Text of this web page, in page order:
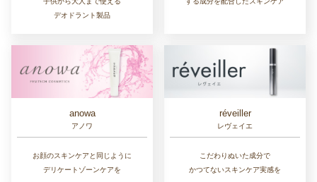
デオドラント製品
anowa
アノワ
お顔のスキンケアと同じように
デリケートゾーンケアを
réveiller
レヴェイエ
こだわりぬいた成分で
かつてないスキンケア実感を